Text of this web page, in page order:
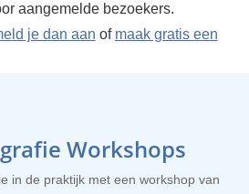
aangemelde bezoekers.
je dan aan of maak gratis een
Workshops
in de praktijk met een workshop van